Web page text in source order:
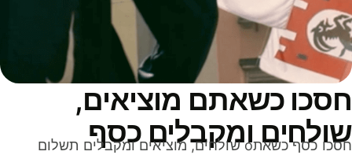
כשאתם מוציאים,
ומקבלים כסף
חסכו כסף כשאתo שולחים, מוציאים ומקבלים תשלום